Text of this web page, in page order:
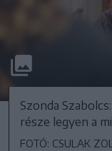
Szonda
része legyen a
FOTÓ: CSULAK